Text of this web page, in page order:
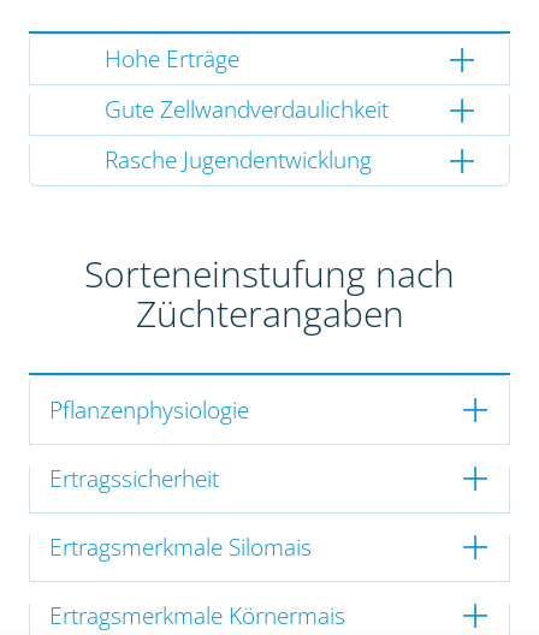
Hohe Erträge
Gute Zellwandverdaulichkeit
Rasche Jugendentwicklung
Sorteneinstufung nach
Züchterangaben
Pflanzenphysiologie
Ertragssicherheit
Ertragsmerkmale Silomais
Ertragsmerkmale Körnermais